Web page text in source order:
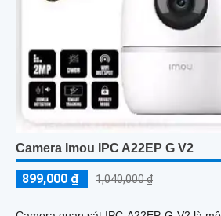
Camera Imou IPC A22EP G V2
899,000 ₫ 1,040,000 ₫